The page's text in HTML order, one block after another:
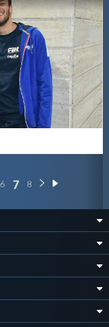
6 7 8